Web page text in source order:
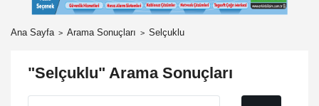
Ana Sayfa Arama Sonuçları Selçuklu
"Selçuklu" Arama Sonuçları